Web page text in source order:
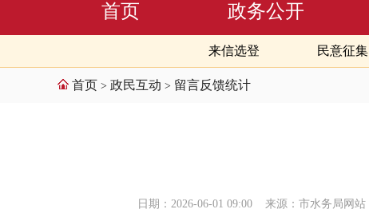
首页 政务公开
来信选登 民意征集
首页 > 政民互动 > 留言反馈统计
日期：2026-06-01 09:00 来源：市水务局网站